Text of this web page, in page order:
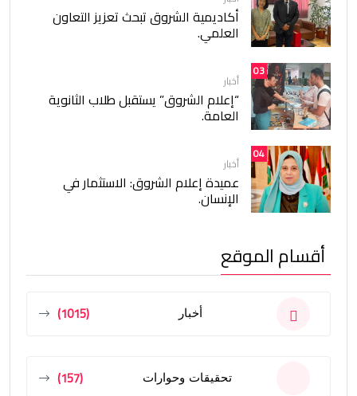
أكاديمية الشروق تبحث تعزيز التعاون
العلمي.
03
أخبار
“إعلام الشروق” يستقبل طلاب الثانوية
العامة.
04
أخبار
عميدة إعلام الشروق: الاستثمار في
الإنسان.
أقسام الموقع
أخبار (1015)
تحقيقات وحوارات (157)